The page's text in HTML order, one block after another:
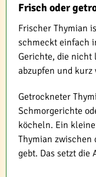
Frisch oder
Frischer Thymian
schmeckt einfach
Gerichte, die nicht
abzupfen und kurz
Getrockneter
Schmorgerichte
köcheln. Ein
Thymian zwischen
gebt. Das setzt die